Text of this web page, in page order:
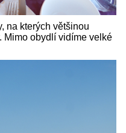
na kterých většinou
Mimo obydlí vidíme velké